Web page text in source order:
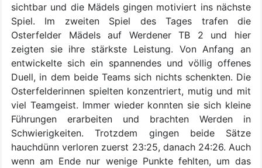
sichtbar und die Mädels gingen motiviert ins nächste
Spiel. Im zweiten Spiel des Tages trafen die
Osterfelder Mädels auf Werdener TB 2 und hier
zeigten sie ihre stärkste Leistung. Von Anfang an
entwickelte sich ein spannendes und völlig offenes
Duell, in dem beide Teams sich nichts schenkten. Die
Osterfelderinnen spielten konzentriert, mutig und mit
viel Teamgeist. Immer wieder konnten sie sich kleine
Führungen erarbeiten und brachten Werden in
Schwierigkeiten. Trotzdem gingen beide Sätze
hauchdünn verloren zuerst 23:25, danach 24:26. Auch
wenn am Ende nur wenige Punkte fehlten, um das